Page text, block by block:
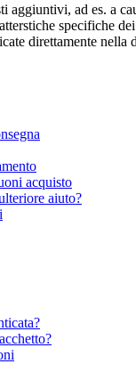
aggiuntivi, ad es. a
specifiche
direttamente nella
acquisto
aiuto?